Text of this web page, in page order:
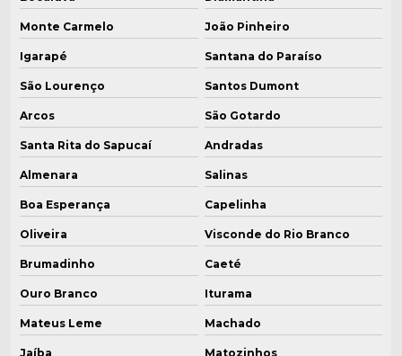
Valor caldeira usada
Válvulas de vapor para caldeiras
Monte Carmelo João Pinheiro
Igarapé Santana do Paraíso
São Lourenço Santos Dumont
Arcos São Gotardo
Santa Rita do Sapucaí Andradas
Almenara Salinas
Boa Esperança Capelinha
Oliveira Visconde do Rio Branco
Brumadinho Caeté
Ouro Branco Iturama
Mateus Leme Machado
Jaíba Matozinhos